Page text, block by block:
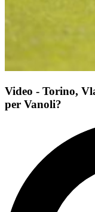
Video - Torino,
per Vanoli?